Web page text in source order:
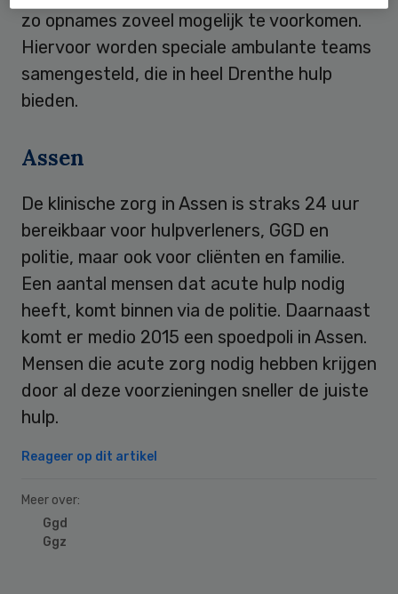
zo opnames zoveel mogelijk te voorkomen.
Hiervoor worden speciale ambulante teams
samengesteld, die in heel Drenthe hulp
bieden.
Assen
De klinische zorg in Assen is straks 24 uur
bereikbaar voor hulpverleners, GGD en
politie, maar ook voor cliënten en familie.
Een aantal mensen dat acute hulp nodig
heeft, komt binnen via de politie. Daarnaast
komt er medio 2015 een spoedpoli in Assen.
Mensen die acute zorg nodig hebben krijgen
door al deze voorzieningen sneller de juiste
hulp.
Reageer op dit artikel
Meer over:
Ggd
Ggz